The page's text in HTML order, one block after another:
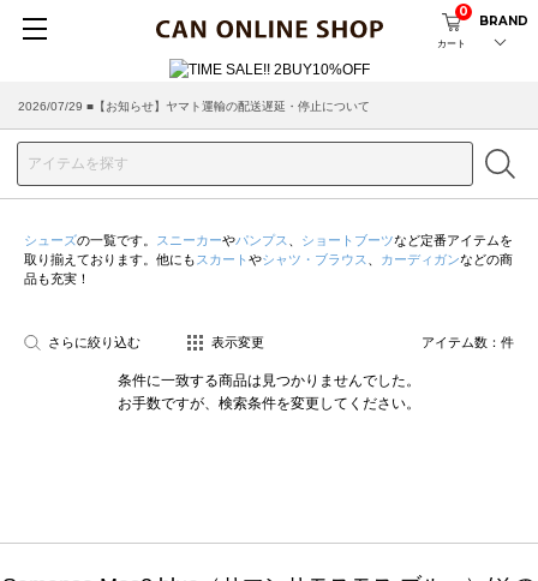
カート
0
BRAND
2026/07/29 ■【お知らせ】ヤマト運輸の配送遅延・停止について
シューズの一覧です。 スニーカーやパンプス ショートブーツなど定番アイテムを
取り揃えております。他にも スカート やシャツ・ブラウス カーディガンなどの商
品も充実！
さらに絞り込む 表示変更 アイテム数： 件
条件に一致する商品は見つかりませんでした。
お手数ですが、検索条件を変更してください。